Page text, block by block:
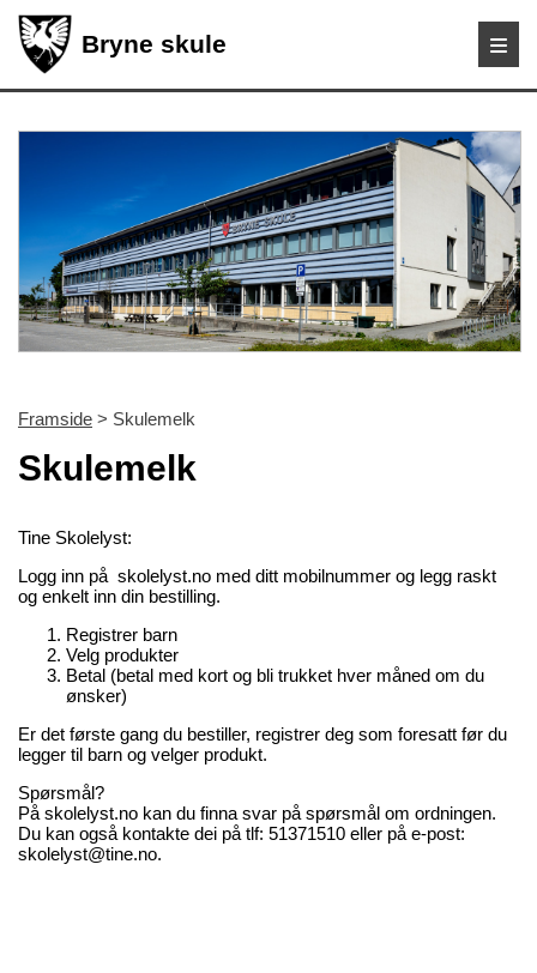
Bryne skule
Framside > Skulemelk
Skulemelk
Tine Skolelyst:
Logg inn på skolelyst.no med ditt mobilnummer og legg raskt
og enkelt inn din bestilling.
Registrer barn
Velg produkter
Betal (betal med kort og bli trukket hver måned om du
ønsker)
Er det første gang du bestiller, registrer deg som foresatt før du
legger til barn og velger produkt.
Spørsmål?
På skolelyst.no kan du finna svar på spørsmål om ordningen.
Du kan også kontakte dei på tlf: 51371510 eller på e-post:
skolelyst@tine.no.